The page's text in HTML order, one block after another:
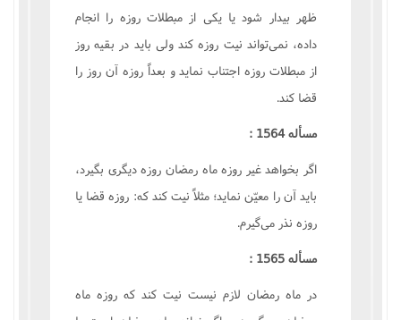
ظهر بیدار شود یا یکی از مبطلات روزه را انجام
داده، نمی‌تواند نیت روزه کند ولی باید در بقیه روز
از مبطلات روزه اجتناب نماید و بعداً روزه آن روز را
قضا کند.
مسأله 1564 :
اگر بخواهد غیر روزه ماه رمضان روزه دیگری بگیرد،
باید آن را معیّن نماید؛ مثلاً نیت کند که: روزه قضا یا
روزه نذر می‌گیرم.
مسأله 1565 :
در ماه رمضان لازم نیست نیت کند که روزه ماه